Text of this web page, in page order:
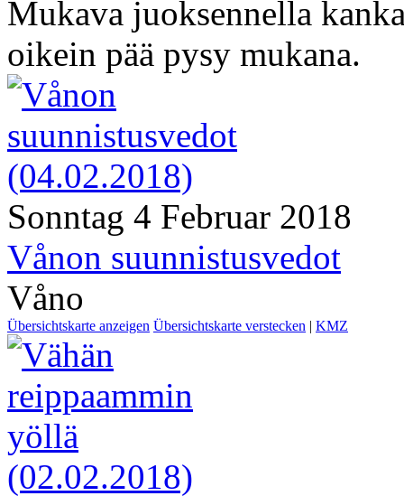
Mukava juoksennella
oikein pää pysy mukana.
Sonntag 4 Februar 2018
Vånon suunnistusvedot
Våno
Übersichtskarte anzeigen Übersichtskarte verstecken | KMZ